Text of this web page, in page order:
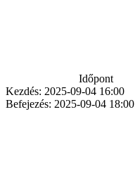
Időpont
Kezdés: 2025-09-04 16:00
Befejezés: 2025-09-04 18:00